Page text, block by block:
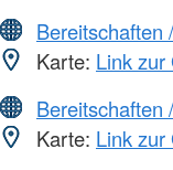
Bereitschaften
Karte: Link zur
Bereitschaften
Karte: Link zur